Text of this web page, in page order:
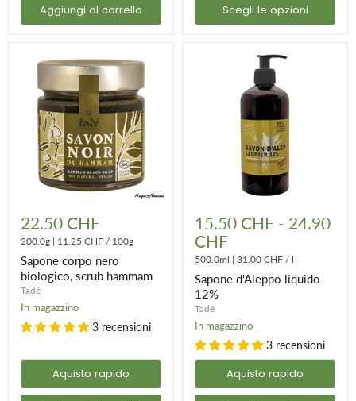
Aggiungi al carrello Scegli le opzioni
corpo
nero
biologico,
scrub
hammam
22.50 CHF
200.0g | 11.25 CHF / 100g
Sapone corpo nero
biologico, scrub hammam
Tadé
In magazzino
3 recensioni
Aquisto rapido
d'Aleppo
liquido
12%
15.50 CHF - 24.90
CHF
500.0ml | 31.00 CHF / l
Sapone d'Aleppo liquido
12%
Tadé
In magazzino
3 recensioni
Aquisto rapido